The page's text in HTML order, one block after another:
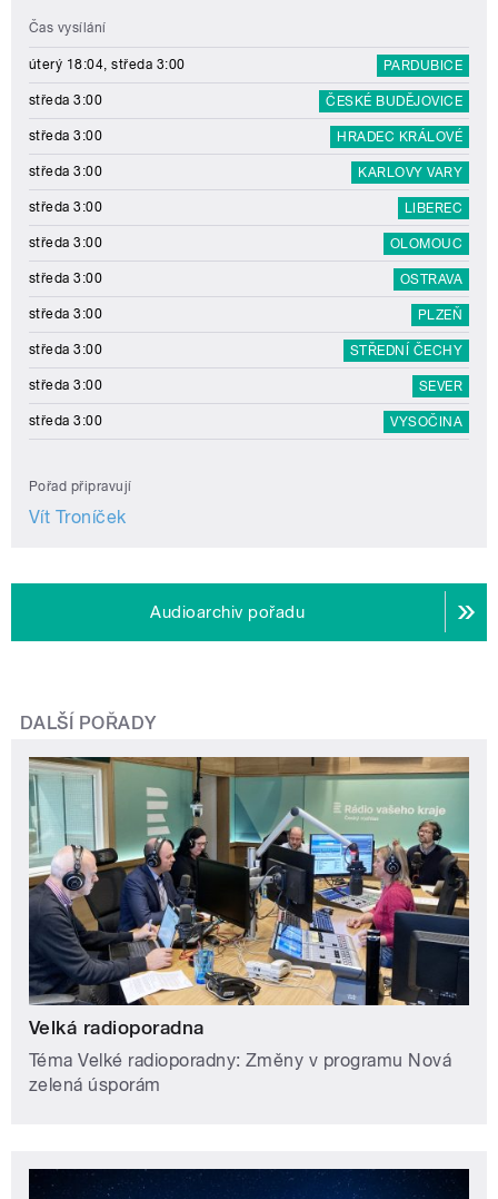
Čas vysílání
úterý 18:04, středa 3:00 PARDUBICE
středa 3:00 ČESKÉ BUDĚJOVICE
středa 3:00 HRADEC KRÁLOVÉ
středa 3:00 KARLOVY VARY
středa 3:00 LIBEREC
středa 3:00 OLOMOUC
středa 3:00 OSTRAVA
středa 3:00 PLZEŇ
středa 3:00 STŘEDNÍ ČECHY
středa 3:00 SEVER
středa 3:00 VYSOČINA
Pořad připravují
Vít Troníček
Audioarchiv pořadu
DALŠÍ POŘADY
Velká radioporadna
Téma Velké radioporadny: Změny v programu Nová
zelená úsporám